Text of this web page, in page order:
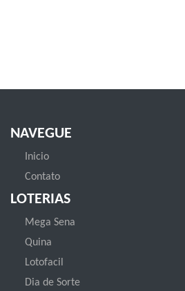
NAVEGUE
Inicio
Contato
LOTERIAS
Mega Sena
Quina
Lotofacil
Dia de Sorte